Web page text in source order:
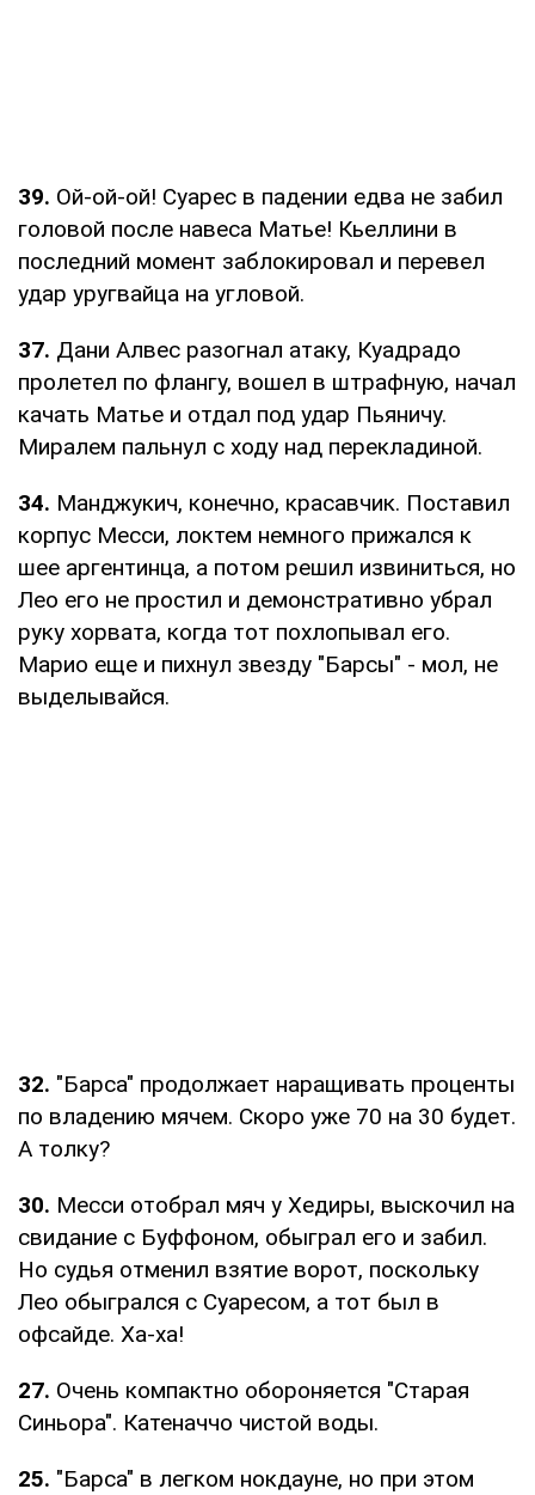
39. Ой-ой-ой! Суарес в падении едва не забил
головой после навеса Матье! Кьеллини в
последний момент заблокировал и перевел
удар уругвайца на угловой.
37. Дани Алвес разогнал атаку, Куадрадо
пролетел по флангу, вошел в штрафную, начал
качать Матье и отдал под удар Пьяничу.
Миралем пальнул с ходу над перекладиной.
34. Манджукич, конечно, красавчик. Поставил
корпус Месси, локтем немного прижался к
шее аргентинца, а потом решил извиниться, но
Лео его не простил и демонстративно убрал
руку хорвата, когда тот похлопывал его.
Марио еще и пихнул звезду "Барсы" - мол, не
выделывайся.
32. "Барса" продолжает наращивать проценты
по владению мячем. Скоро уже 70 на 30 будет.
А толку?
30. Месси отобрал мяч у Хедиры, выскочил на
свидание с Буффоном, обыграл его и забил.
Но судья отменил взятие ворот, поскольку
Лео обыгрался с Суаресом, а тот был в
офсайде. Ха-ха!
27. Очень компактно обороняется "Старая
Синьора". Катеначчо чистой воды.
25. "Барса" в легком нокдауне, но при этом